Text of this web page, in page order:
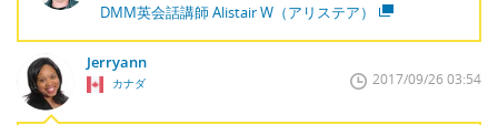
DMM英会話講師 Alistair W（アリステア）
Jerryann
カナダ 2017/09/26 03:54